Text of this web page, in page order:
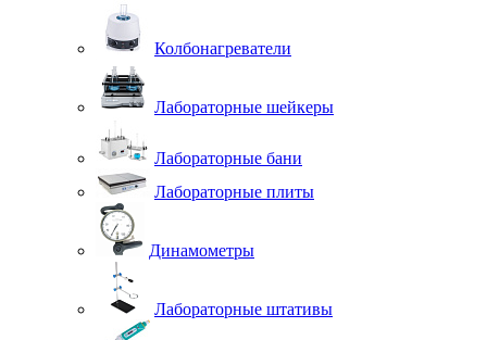
Колбонагреватели
Лабораторные шейкеры
Лабораторные бани
Лабораторные плиты
Динамометры
Лабораторные штативы